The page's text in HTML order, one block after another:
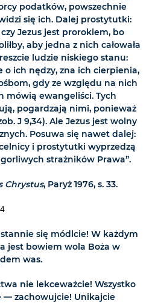
podatków, powszechnie
się ich. Dalej prostytutki:
Jezus jest prorokiem, bo
aby jedna z nich całowała
ludzie niskiego stanu:
o ich nędzy, zna ich cierpienia,
gdy ze względu na nich
mówią ewangeliści. Tych
pogardzają nimi, ponieważ
J 9,34). Ale Jezus jest wolny
Posuwa się nawet dalej:
i prostytutki wyprzedzą
strażników Prawa”.
Chrystus, Paryż 1976, s. 33.
się módlcie! W każdym
jest bowiem wola Boża w
was.
nie lekceważcie! Wszystko
— zachowujcie! Unikajcie